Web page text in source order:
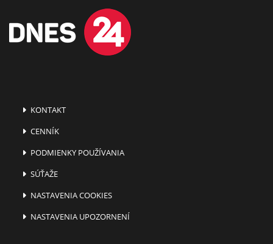
KONTAKT
CENNÍK
PODMIENKY POUŽÍVANIA
SÚŤAŽE
NASTAVENIA COOKIES
NASTAVENIA UPOZORNENÍ